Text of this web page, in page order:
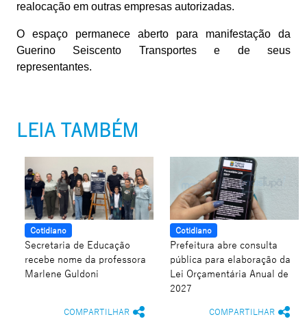
realocação em outras empresas autorizadas.
O espaço permanece aberto para manifestação da
Guerino Seiscento Transportes e de seus
representantes.
LEIA TAMBÉM
Cotidiano
Secretaria de Educação
recebe nome da professora
Marlene Guldoni
COMPARTILHAR
Cotidiano
Prefeitura abre consulta
pública para elaboração da
Lei Orçamentária Anual de
2027
COMPARTILHAR